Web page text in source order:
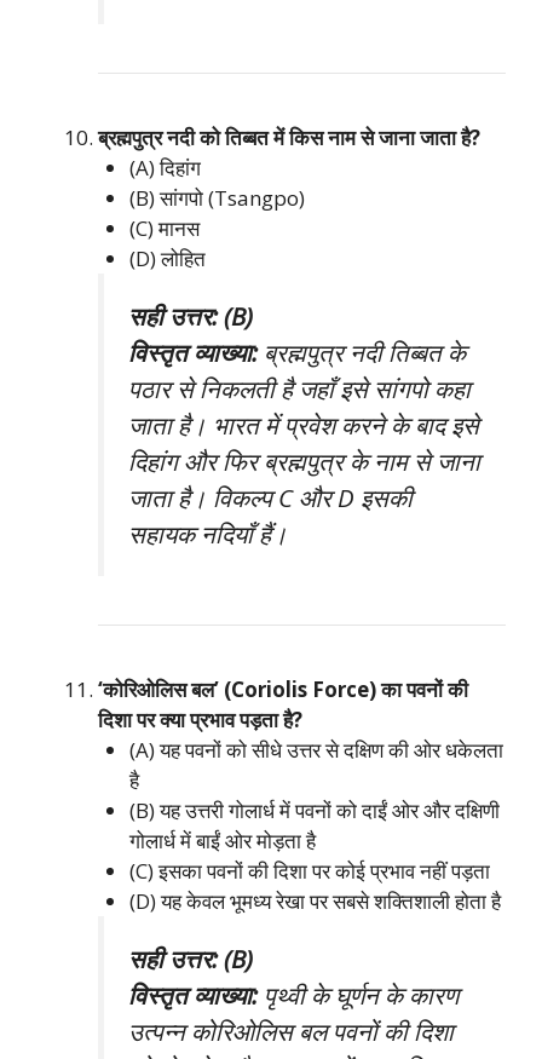
ब्रह्मपुत्र नदी को तिब्बत में किस नाम से जाना जाता है?
(A) दिहांग
(B) सांगपो (Tsangpo)
(C) मानस
(D) लोहित
सही उत्तर: (B)
विस्तृत व्याख्या:ब्रह्मपुत्र नदी तिब्बत के
पठार से निकलती है जहाँ इसे सांगपो कहा
जाता है। भारत में प्रवेश करने के बाद इसे
दिहांग और फिर ब्रह्मपुत्र के नाम से जाना
जाता है। विकल्प C और D इसकी
सहायक नदियाँ हैं।
‘कोरिओलिस बल’ (Coriolis Force) का पवनों की
दिशा पर क्या प्रभाव पड़ता है?
(A) यह पवनों को सीधे उत्तर से दक्षिण की ओर धकेलता
है
(B) यह उत्तरी गोलार्ध में पवनों को दाईं ओर और दक्षिणी
गोलार्ध में बाईं ओर मोड़ता है
(C) इसका पवनों की दिशा पर कोई प्रभाव नहीं पड़ता
(D) यह केवल भूमध्य रेखा पर सबसे शक्तिशाली होता है
सही उत्तर: (B)
विस्तृत व्याख्या:पृथ्वी के घूर्णन के कारण
उत्पन्न कोरिओलिस बल पवनों की दिशा